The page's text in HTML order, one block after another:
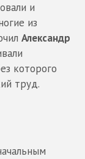
и
из
Александр
которого
труд.